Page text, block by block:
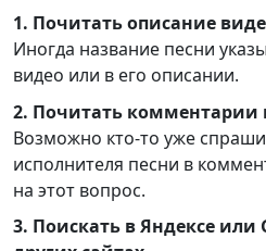
1. Почитать описание
Иногда название песни
видео или в его описании.
2. Почитать комментарии
Возможно кто-то уже
исполнителя песни в
на этот вопрос.
3. Поискать в Яндексе или